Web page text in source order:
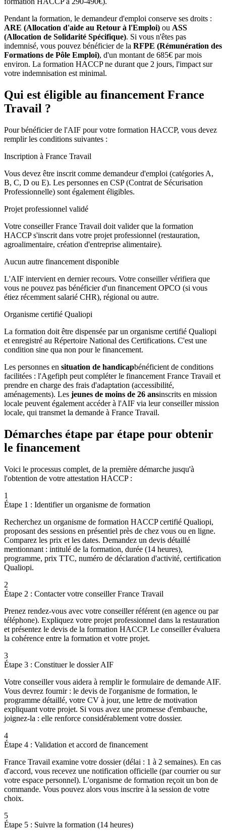
Pendant la formation, le demandeur d'emploi conserve ses droits :
ARE (Allocation d'aide au Retour à l'Emploi) ou ASS
(Allocation de Solidarité Spécifique). Si vous n'êtes pas
indemnisé, vous pouvez bénéficier de la RFPE (Rémunération des
Formations de Pôle Emploi), d'un montant de 685€ par mois
environ. La formation HACCP ne durant que 2 jours, l'impact sur
votre indemnisation est minimal.
Qui est éligible au financement France
Travail ?
Pour bénéficier de l'AIF pour votre formation HACCP, vous devez
remplir les conditions suivantes :
Inscription à France Travail
Vous devez être inscrit comme demandeur d'emploi (catégories A,
B, C, D ou E). Les personnes en CSP (Contrat de Sécurisation
Professionnelle) sont également éligibles.
Projet professionnel validé
Votre conseiller France Travail doit valider que la formation
HACCP s'inscrit dans votre projet professionnel (restauration,
agroalimentaire, création d'entreprise alimentaire).
Aucun autre financement disponible
L'AIF intervient en dernier recours. Votre conseiller vérifiera que
vous ne pouvez pas bénéficier d'un financement OPCO (si vous
étiez récemment salarié CHR), régional ou autre.
Organisme certifié Qualiopi
La formation doit être dispensée par un organisme certifié Qualiopi
et enregistré au Répertoire National des Certifications. C'est une
condition sine qua non pour le financement.
Les personnes en situation de handicapbénéficient de conditions
facilitées : l'Agefiph peut compléter le financement France Travail et
prendre en charge des frais d'adaptation (accessibilité,
aménagements). Les jeunes de moins de 26 ansinscrits en mission
locale peuvent également accéder à l'AIF via leur conseiller mission
locale, qui transmet la demande à France Travail.
Démarches étape par étape pour obtenir
le financement
Voici le processus complet, de la première démarche jusqu'à
l'obtention de votre attestation HACCP :
1
Étape 1 : Identifier un organisme de formation
Recherchez un organisme de formation HACCP certifié Qualiopi,
proposant des sessions en présentiel près de chez vous ou en ligne.
Comparez les prix et les dates. Demandez un devis détaillé
mentionnant : intitulé de la formation, durée (14 heures),
programme, prix TTC, numéro de déclaration d'activité, certification
Qualiopi.
2
Étape 2 : Contacter votre conseiller France Travail
Prenez rendez-vous avec votre conseiller référent (en agence ou par
téléphone). Expliquez votre projet professionnel dans la restauration
et présentez le devis de la formation HACCP. Le conseiller évaluera
la cohérence entre la formation et votre projet.
3
Étape 3 : Constituer le dossier AIF
Votre conseiller vous aidera à remplir le formulaire de demande AIF.
Vous devrez fournir : le devis de l'organisme de formation, le
programme détaillé, votre CV à jour, une lettre de motivation
expliquant votre projet. Si vous avez une promesse d'embauche,
joignez-la : elle renforce considérablement votre dossier.
4
Étape 4 : Validation et accord de financement
France Travail examine votre dossier (délai : 1 à 2 semaines). En cas
d'accord, vous recevez une notification officielle (par courrier ou sur
votre espace personnel). L'organisme de formation reçoit un bon de
commande. Vous pouvez alors vous inscrire à la session de votre
choix.
5
Étape 5 : Suivre la formation (14 heures)